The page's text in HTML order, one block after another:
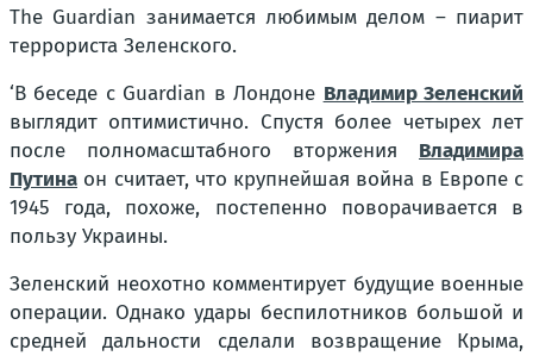
The Guardian занимается любимым делом – пиарит
террориста Зеленского.
‘В беседе с Guardian в Лондоне Владимир Зеленский
выглядит оптимистично. Спустя более четырех лет
после полномасштабного вторжения Владимира
Путина он считает, что крупнейшая война в Европе с
1945 года, похоже, постепенно поворачивается в
пользу Украины.
Зеленский неохотно комментирует будущие военные
операции. Однако удары беспилотников большой и
средней дальности сделали возвращение Крыма,